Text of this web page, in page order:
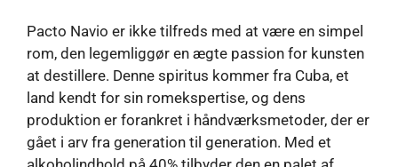
Pacto Navio er ikke tilfreds med at være en simpel
rom, den legemliggør en ægte passion for kunsten
at destillere. Denne spiritus kommer fra Cuba, et
land kendt for sin romekspertise, og dens
produktion er forankret i håndværksmetoder, der er
gået i arv fra generation til generation. Med et